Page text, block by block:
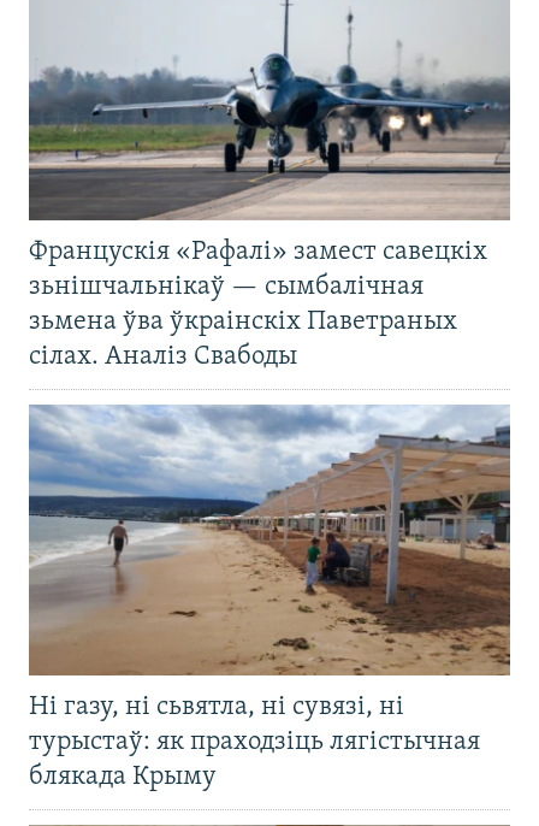
Францускія «Рафалі» замест савецкіх
зьнішчальнікаў — сымбалічная
зьмена ўва ўкраінскіх Паветраных
сілах. Аналіз Свабоды
Ні газу, ні сьвятла, ні сувязі, ні
турыстаў: як праходзіць лягістычная
блякада Крыму